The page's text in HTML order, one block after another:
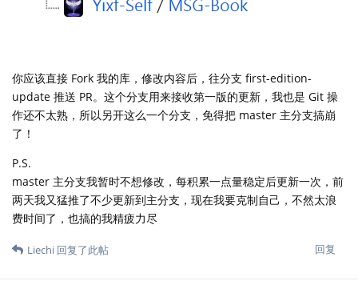
你应该直接 Fork 我的库，修改内容后，往分支 first-edition-
update 推送 PR。这个分支用来接收第一版的更新，我也是 Git 操
作还不太熟，所以另开这么一个分支，免得把 master 主分支搞崩
了！
P.S.
master 主分支我暂时不想修改，每积累一点量稳定后更新一次，前
两天我又猛推了不少更新到主分支，现在我要克制自己，不然太浪
费时间了，也搞的我精疲力尽
回复
Liechi 回复了此帖